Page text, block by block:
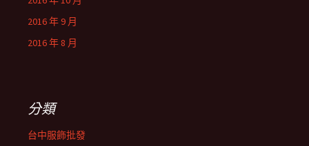
2016 年 9 月
2016 年 8 月
分類
台中服飾批發